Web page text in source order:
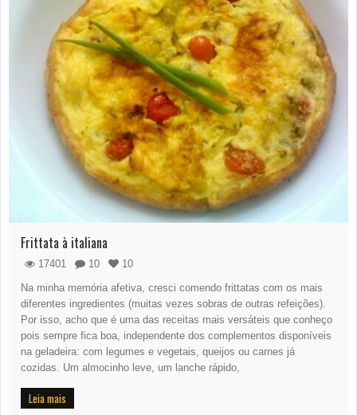
Frittata à italiana
17401 10
10
Na minha memória afetiva, cresci comendo frittatas com os mais
diferentes ingredientes (muitas vezes sobras de outras refeições).
Por isso, acho que é uma das receitas mais versáteis que conheço
pois sempre fica boa, independente dos complementos disponíveis
na geladeira: com legumes e vegetais, queijos ou carnes já
cozidas. Um almocinho leve, um lanche rápido,
Leia mais